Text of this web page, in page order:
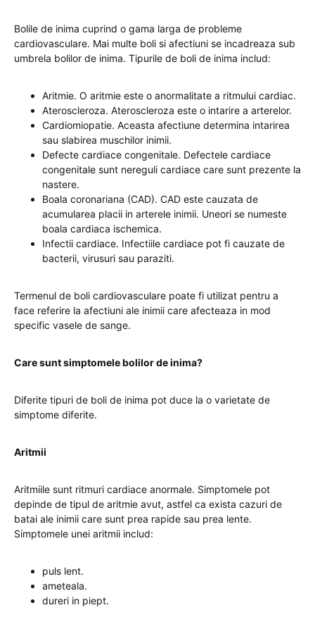
Bolile de inima cuprind o gama larga de probleme
cardiovasculare. Mai multe boli si afectiuni se incadreaza sub
umbrela bolilor de inima. Tipurile de boli de inima includ:
Aritmie. O aritmie este o anormalitate a ritmului cardiac.
Ateroscleroza. Ateroscleroza este o intarire a arterelor.
Cardiomiopatie. Aceasta afectiune determina intarirea
sau slabirea muschilor inimii.
Defecte cardiace congenitale. Defectele cardiace
congenitale sunt nereguli cardiace care sunt prezente la
nastere.
Boala coronariana (CAD). CAD este cauzata de
acumularea placii in arterele inimii. Uneori se numeste
boala cardiaca ischemica.
Infectii cardiace. Infectiile cardiace pot fi cauzate de
bacterii, virusuri sau paraziti.
Termenul de boli cardiovasculare poate fi utilizat pentru a
face referire la afectiuni ale inimii care afecteaza in mod
specific vasele de sange.
Care sunt simptomele bolilor de inima?
Diferite tipuri de boli de inima pot duce la o varietate de
simptome diferite.
Aritmii
Aritmiile sunt ritmuri cardiace anormale. Simptomele pot
depinde de tipul de aritmie avut, astfel ca exista cazuri de
batai ale inimii care sunt prea rapide sau prea lente.
Simptomele unei aritmii includ:
puls lent.
ameteala.
dureri in piept.